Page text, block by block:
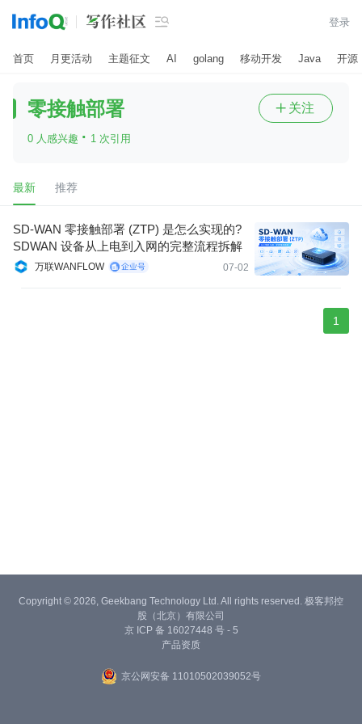
 登录
首页 月更活动 主题征文 AI golang 移动开发 Java 开源
零接触部署
0 人感兴趣 · 1 次引用
 关注
最新 推荐
SD-WAN 零接触部署 (ZTP) 是怎么实现的?
SDWAN 设备从上电到入网的完整流程拆解
万联WANFLOW 07-02
1
Copyright © 2026, Geekbang Technology Ltd. All rights reserved. 极客邦控
股（北京）有限公司
京 ICP 备 16027448 号 - 5
产品资质
京公网安备 11010502039052号